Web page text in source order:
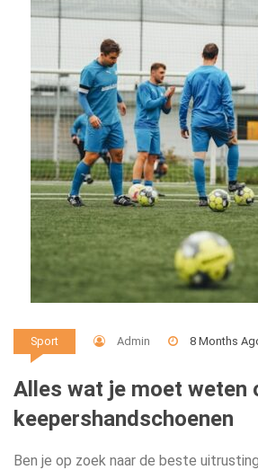
Sport Admin 8 Months
Alles wat je moet weten
keepershandschoenen
Ben je op zoek naar de beste